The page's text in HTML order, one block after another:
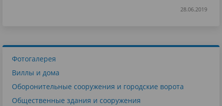
28.06.2019
Фотогалерея
Виллы и дома
Оборонительные сооружения и городские ворота
Общественные здания и сооружения